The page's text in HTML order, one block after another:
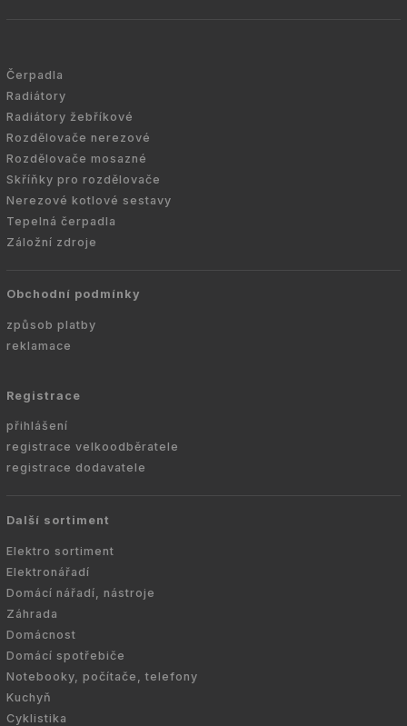
Čerpadla
Radiátory
Radiátory žebříkové
Rozdělovače nerezové
Rozdělovače mosazné
Skříňky pro rozdělovače
Nerezové kotlové sestavy
Tepelná čerpadla
Záložní zdroje
Obchodní podmínky
způsob platby
reklamace
Registrace
přihlášení
registrace velkoodběratele
registrace dodavatele
Další sortiment
Elektro sortiment
Elektronářadí
Domácí nářadí, nástroje
Záhrada
Domácnost
Domácí spotřebiče
Notebooky, počítače, telefony
Kuchyň
Cyklistika